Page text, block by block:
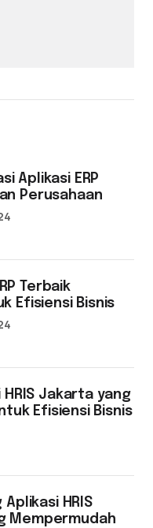
Aplikasi ERP
Perusahaan
Terbaik
Efisiensi Bisnis
Jakarta yang
Efisiensi Bisnis
HRIS
Mempermudah